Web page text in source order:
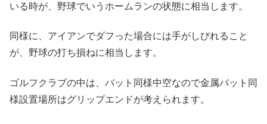
いる時が、野球でいうホームランの状態に相当します。
同様に、アイアンでダフった場合には手がしびれること
が、野球の打ち損ねに相当します。
ゴルフクラブの中は、バット同様中空なので金属バット同
様設置場所はグリップエンドが考えられます。